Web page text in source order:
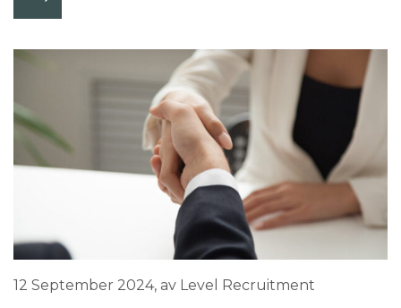
12 September 2024, av Level Recruitment